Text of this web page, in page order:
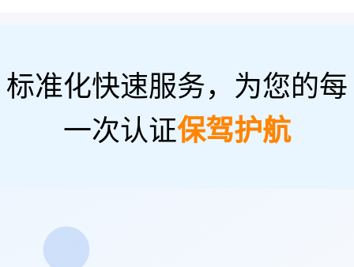
标准化快速服务，为您的每
一次认证保驾护航